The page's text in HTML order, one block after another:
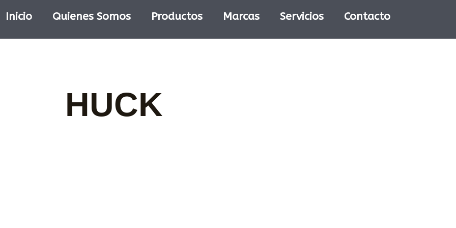
Inicio Quienes Somos Productos Marcas Servicios Contacto
HUCK